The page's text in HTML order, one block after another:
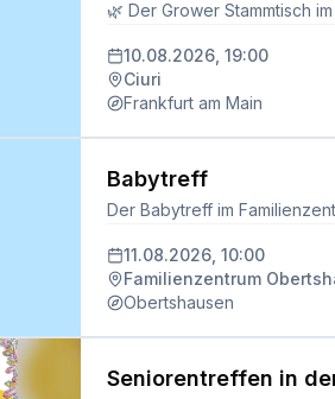
10.08.2026, 19:00
Ciuri
Frankfurt am Main
Babytreff
11.08.2026, 10:00
Familienzentrum
Obertshausen
Seniorentreffen in